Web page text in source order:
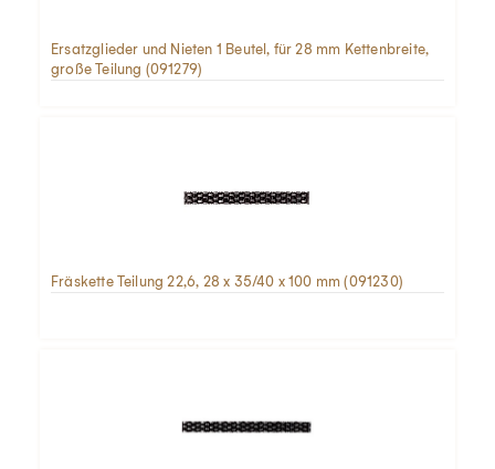
Ersatzglieder und Nieten 1 Beutel, für 28 mm Kettenbreite,
große Teilung (091279)
Fräskette Teilung 22,6, 28 x 35/40 x 100 mm (091230)